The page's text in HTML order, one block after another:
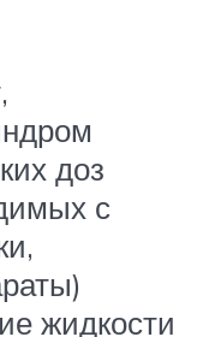
доз
с
жидкости